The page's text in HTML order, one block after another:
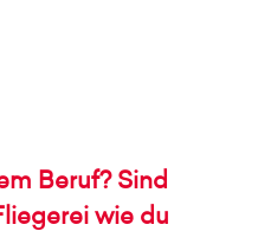
Beruf? Sind
wie du